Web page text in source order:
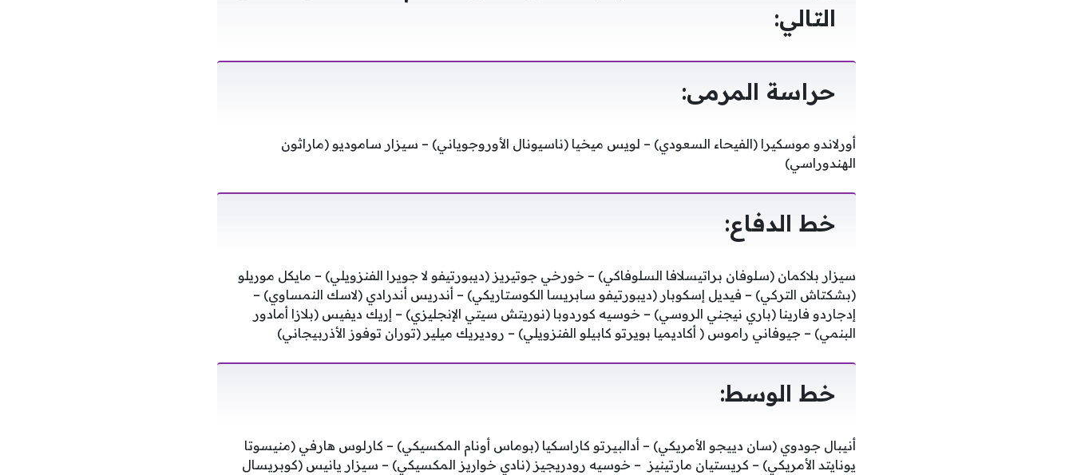
التالي:
حراسة المرمى:
أورلاندو موسكيرا (الفيحاء السعودي) – لويس ميخيا (ناسيونال الأوروجوياني) – سيزار ساموديو (ماراثون
الهندوراسي)
خط الدفاع:
سيزار بلاكمان (سلوفان براتيسلافا السلوفاكي) – خورخي جوتيريز (ديبورتيفو لا جويرا الفنزويلي) – مايكل موريلو
(بشكتاش التركي) – فيديل إسكوبار (ديبورتيفو سابريسا الكوستاريكي) – أندريس أندرادي (لاسك النمساوي) –
إدجاردو فارينا (باري نيجني الروسي) – خوسيه كوردوبا (نوريتش سيتي الإنجليزي) – إريك ديفيس (بلازا أمادور
البنمي) – جيوفاني راموس ( أكاديميا بويرتو كابيلو الفنزويلي) – روديريك ميلير (توران توفوز الأذربيجاني)
خط الوسط:
أنيبال جودوي (سان دييجو الأمريكي) – أدالبيرتو كاراسكيا (بوماس أونام المكسيكي) – كارلوس هارفي (منيسوتا
يونايتد الأمريكي) – كريستيان مارتينيز – خوسيه رودريجيز (نادي خواريز المكسيكي) – سيزار يانيس (كوبريسال